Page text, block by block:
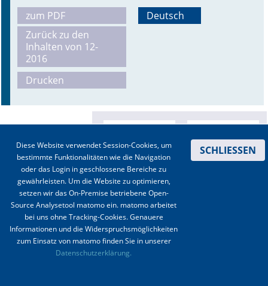
Supplements OrphanAnesthesia
Online First
A&I English
Bestell-Service
Stellenmarkt
Kongresskalender
zum PDF
Zurück zu den
Inhalten von 12-
2016
Drucken
Deutsch
Impressum Datenschutz
Diese Website verwendet Session-Cookies, um
bestimmte Funktionalitäten wie die Navigation
oder das Login in geschlossene Bereiche zu
gewährleisten. Um die Website zu optimieren,
setzen wir das On-Premise betriebene Open-
Source Analysetool matomo ein. matomo arbeitet
bei uns ohne Tracking-Cookies. Genauere
Informationen und die Widerspruchsmöglichkeiten
zum Einsatz von matomo finden Sie in unserer
Datenschutzerklärung.
SCHLIESSEN